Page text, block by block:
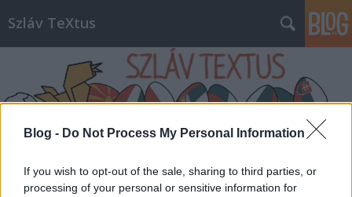
Blog - Do Not Process My Personal Information
If you wish to opt-out of the sale, sharing to third parties, or
processing of your personal or sensitive information for
Szláv TeXtus
Címkék»Massolit